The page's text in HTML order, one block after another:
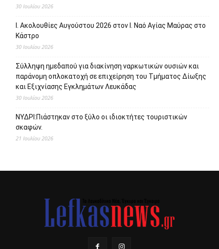
30 Ιουλίου 2026
Ι. Ακολουθίες Αυγούστου 2026 στον Ι. Ναό Αγίας Μαύρας στο
Κάστρο
30 Ιουλίου 2026
Σύλληψη ημεδαπού για διακίνηση ναρκωτικών ουσιών και
παράνομη οπλοκατοχή σε επιχείρηση του Τμήματος Δίωξης
και Εξιχνίασης Εγκλημάτων Λευκάδας
30 Ιουλίου 2026
ΝΥΔΡΙ:Πιάστηκαν στο ξύλο οι ιδιοκτήτες τουριστικών
σκαφών.
21 Ιουλίου 2026